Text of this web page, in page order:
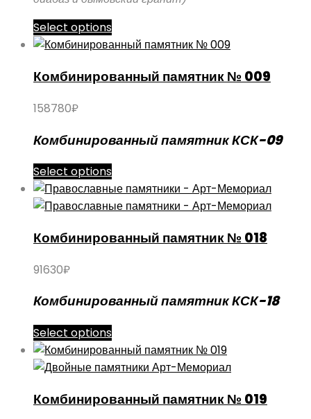
Select optionsЭтот
товар
несколько
выбрать
на
странице
товара.
Комбинированный памятник № 009
158780₽
Комбинированный памятник КСК-09
Select options
Комбинированный памятник № 018
91630₽
Комбинированный памятник КСК-18
Select options
Комбинированный памятник № 019